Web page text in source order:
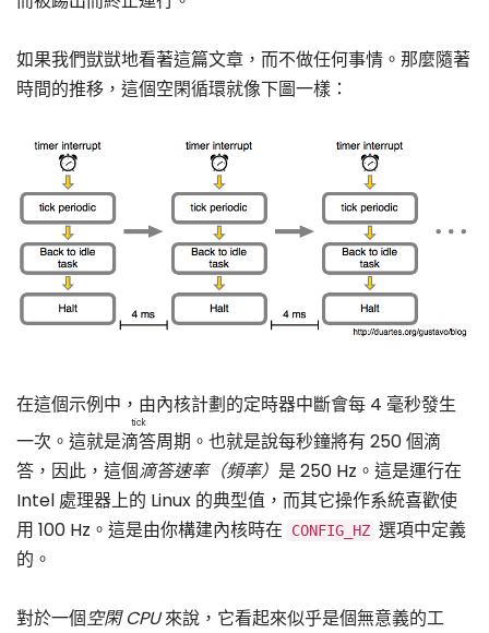
如果我們獃獃地看著這篇文章，而不做任何事情。那麼隨著
時間的推移，這個空閑循環就像下圖一樣：
在這個示例中，由內核計劃的定時器中斷會每 4 毫秒發生
一次。這就是滴答
tick
周期。也就是說每秒鐘將有 250 個滴
答，因此，這個滴答速率（頻率） 是 250 Hz。這是運行在
Intel 處理器上的 Linux 的典型值，而其它操作系統喜歡使
用 100 Hz。這是由你構建內核時在
CONFIG_HZ 選項中定義
的。
對於一個空閑 CPU來說，它看起來似乎是個無意義的工